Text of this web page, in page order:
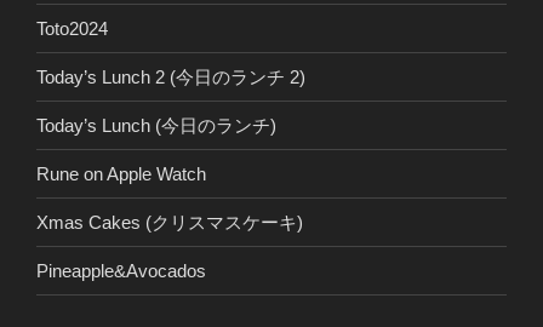
Toto2024
Today’s Lunch 2 (今日のランチ 2)
Today’s Lunch (今日のランチ)
Rune on Apple Watch
Xmas Cakes (クリスマスケーキ)
Pineapple&Avocados